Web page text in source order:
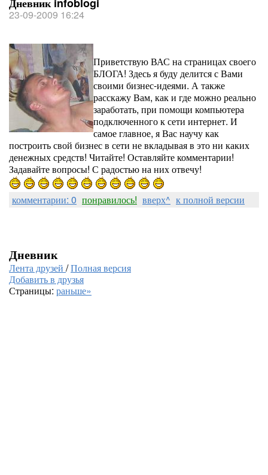
23-09-2009 16:24
Приветствую ВАС на страницах своего
БЛОГА! Здесь я буду делится с Вами
своими бизнес-идеями. А также
расскажу Вам, как и где можно реально
заработать, при помощи компьютера
подключенного к сети интернет. И
самое главное, я Вас научу как
построить свой бизнес в сети не вкладывая в это ни каких
денежных средств! Читайте! Оставляйте комментарии!
Задавайте вопросы! С радостью на них отвечу!
комментарии: 0 понравилось! вверх^ к полной версии
Дневник
Лента друзей /Полная версия
Добавить в друзья
Страницы: раньше»